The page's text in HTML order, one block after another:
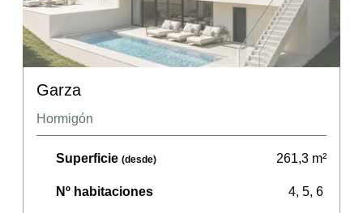
Garza
Hormigón
Superficie (desde) 261,3 m²
Nº habitaciones 4, 5, 6